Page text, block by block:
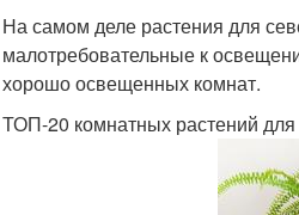
На самом деле растения для
малотребовательные к
хорошо освещенных комнат.
ТОП-20 комнатных растений